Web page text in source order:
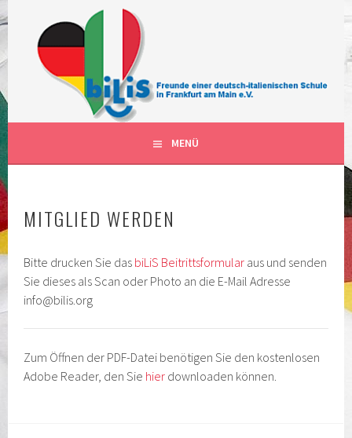
zum
BILIS FRANKFURT AM MAIN
DEUTSCH-ITALIENISCHE
KLASSEN
FÖRDERVEREIN DER DEUTSCH-ITALIENISCHEN
SCHULKLASSEN IN FRANKFURT AM MAIN DEUTSCHLAND
MENÜ
MITGLIED WERDEN
Bitte drucken Sie das biLiS Beitrittsformular aus und senden
Sie dieses als Scan oder Photo an die E-Mail Adresse
info@bilis.org
Zum Öffnen der PDF-Datei benötigen Sie den kostenlosen
Adobe Reader, den Sie hier downloaden können.